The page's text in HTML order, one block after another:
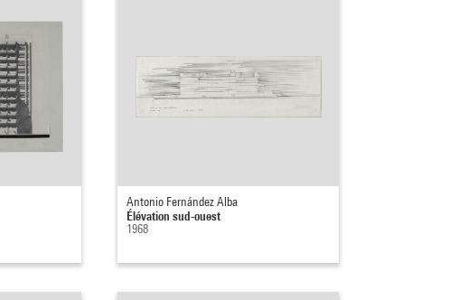
Antonio Fernández Alba
Élévation sud-ouest
1968